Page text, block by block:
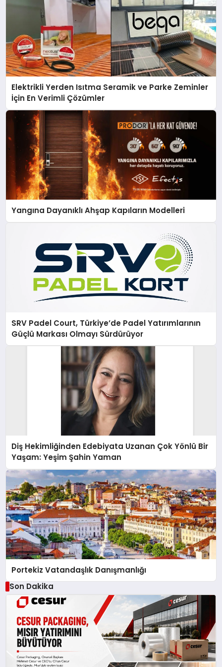
Elektrikli Yerden Isıtma Seramik ve Parke Zeminler
İçin En Verimli Çözümler
Yangına Dayanıklı Ahşap Kapıların Modelleri
SRV Padel Court, Türkiye’de Padel Yatırımlarının
Güçlü Markası Olmayı Sürdürüyor
Diş Hekimliğinden Edebiyata Uzanan Çok Yönlü Bir
Yaşam: Yeşim Şahin Yaman
Portekiz Vatandaşlık Danışmanlığı
Son Dakika